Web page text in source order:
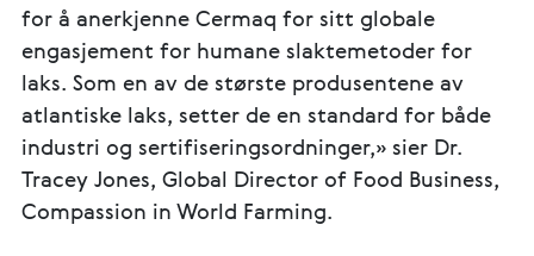
for å anerkjenne Cermaq for sitt globale
engasjement for humane slaktemetoder for
laks. Som en av de største produsentene av
atlantiske laks, setter de en standard for både
industri og sertifiseringsordninger,» sier Dr.
Tracey Jones, Global Director of Food Business,
Compassion in World Farming.